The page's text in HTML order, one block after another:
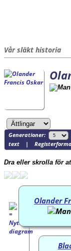
Vår släkt historia
Generationer:
text|
Dra eller skrolla för
Olander